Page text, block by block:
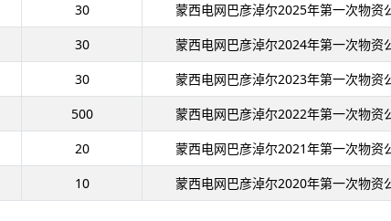
30 蒙西电网巴彦淖尔2025年第一次物资
30 蒙西电网巴彦淖尔2024年第一次物资
30 蒙西电网巴彦淖尔2023年第一次物资
500 蒙西电网巴彦淖尔2022年第一次物资
20 蒙西电网巴彦淖尔2021年第一次物资
10 蒙西电网巴彦淖尔2020年第一次物资